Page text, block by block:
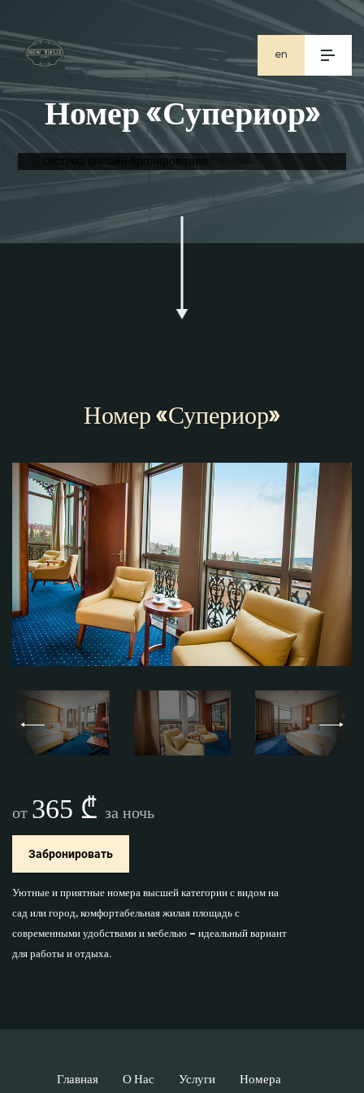
en
ge
ru
Номер «Супериор»
система онлайн-бронирования
Номер «Супериор»
от 365 ₾ за ночь
Забронировать
Уютные и приятные номера высшей категории с видом на
сад или город, комфортабельная жилая площадь с
современными удобствами и мебелью – идеальный вариант
для работы и отдыха.
Главная О Нас Услуги Номера